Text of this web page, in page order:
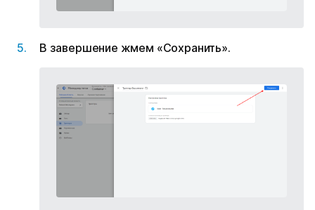
В завершение жмем «Сохранить».